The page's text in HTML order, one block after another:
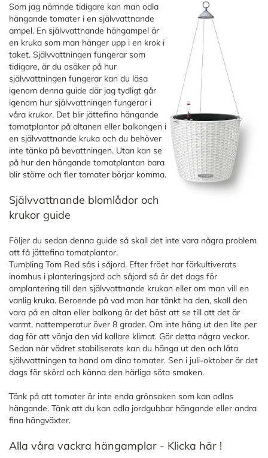
Som jag nämnde tidigare kan man odla
hängande tomater i en självvattnande
ampel. En självvattnande hängampel är
en kruka som man hänger upp i en krok i
taket. Självvattningen fungerar som
tidigare, är du osäker på hur
självvattningen fungerar kan du läsa
igenom denna guide där jag tydligt går
igenom hur självvattningen fungerar i
våra krukor. Det blir jättefina hängande
tomatplantor på altanen eller balkongen i
en självvattnande kruka och du behöver
inte tänka på bevattningen. Utan kan se
på hur den hängande tomatplantan bara
blir större och fler tomater börjar komma.
Självvattnande blomlådor och
krukor guide
Följer du sedan denna guide så skall det inte vara några problem
att få jättefina tomatplantor.
Tumbling Tom Red sås i såjord. Efter fröet har förkultiverats
inomhus i planteringsjord och såjord så är det dags för
omplantering till den självvattnande krukan eller om man vill en
vanlig kruka. Beroende på vad man har tänkt ha den, skall den
vara på en altan eller balkong är det bäst att se till att det är
varmt, nattemperatur över 8 grader. Om inte häng ut den lite per
dag för att vänja den vid kallare klimat. Gör detta några veckor.
Sedan när vädret stabiliserats kan du hänga ut den och låta
självvattningen ta hand om dina tomater. Sen i juli-oktober är det
dags för skörd och känna den härliga söta smaken.
Tänk på att tomater är inte enda grönsaken som kan odlas
hängande. Tänk att du kan odla jordgubbar hängande eller andra
fina hängväxter.
Alla våra vackra hängamplar - Klicka här !